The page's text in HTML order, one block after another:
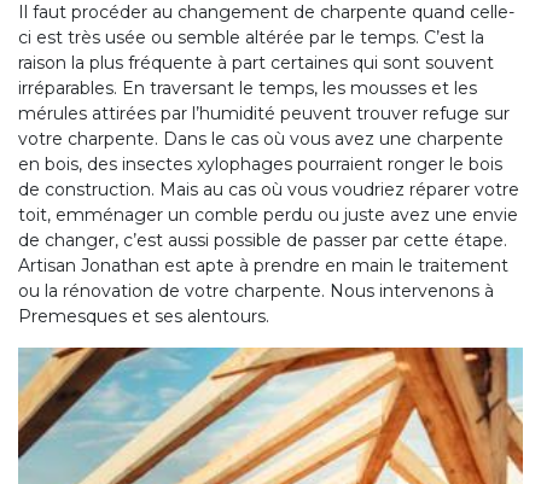
Il faut procéder au changement de charpente quand celle-
ci est très usée ou semble altérée par le temps. C’est la
raison la plus fréquente à part certaines qui sont souvent
irréparables. En traversant le temps, les mousses et les
mérules attirées par l’humidité peuvent trouver refuge sur
votre charpente. Dans le cas où vous avez une charpente
en bois, des insectes xylophages pourraient ronger le bois
de construction. Mais au cas où vous voudriez réparer votre
toit, emménager un comble perdu ou juste avez une envie
de changer, c’est aussi possible de passer par cette étape.
Artisan Jonathan est apte à prendre en main le traitement
ou la rénovation de votre charpente. Nous intervenons à
Premesques et ses alentours.